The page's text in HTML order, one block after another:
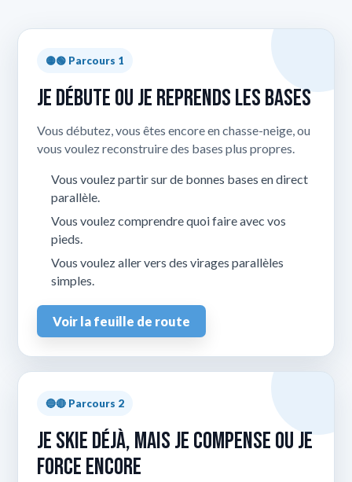
🟡🟢 Parcours 1
Je débute ou je reprends les bases
Vous débutez, vous êtes encore en chasse-neige, ou
vous voulez reconstruire des bases plus propres.
Vous voulez partir sur de bonnes bases en direct
parallèle.
Vous voulez comprendre quoi faire avec vos
pieds.
Vous voulez aller vers des virages parallèles
simples.
Voir la feuille de route
🔵🔴 Parcours 2
Je skie déjà, mais je compense ou je
force encore